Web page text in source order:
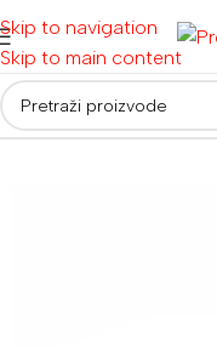
Skip to navigation
Skip to main content
Početna/ Akumulatorski